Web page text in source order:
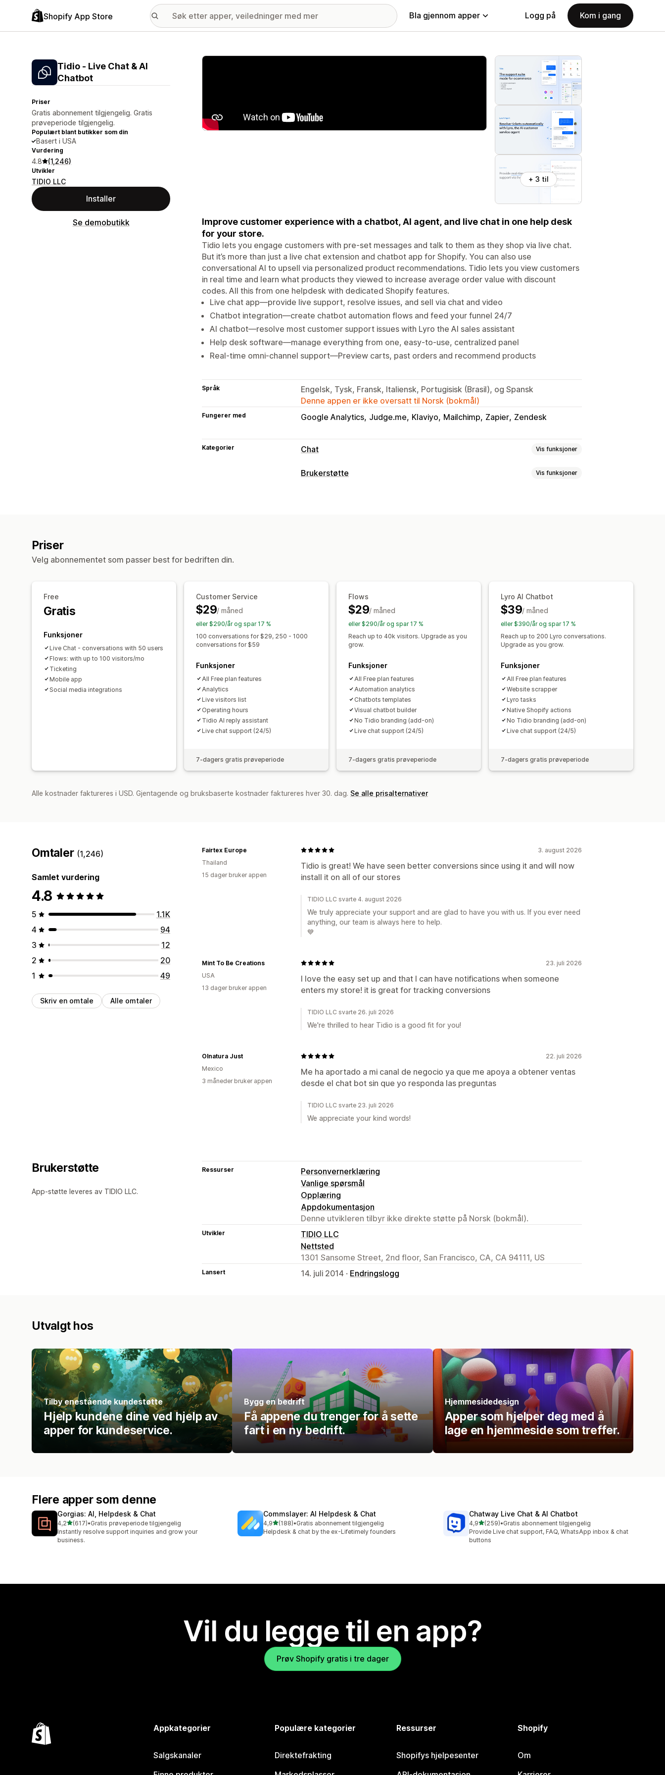
Shopify App Store Bla gjennom apper Logg på Kom i gang
Tidio ‑ Live Chat & AI
Chatbot
Priser
Gratis abonnement tilgjengelig. Gratis
prøveperiode tilgjengelig.
Populært blant butikker som din
Basert i USA
Vurdering
4.8 (1,246)
Utvikler
TIDIO LLC
Installer
Se demobutikk
Galleri med fremhevede bilder
+ 3 til
Improve customer experience with a chatbot, AI agent, and live chat in one help desk
for your store.
Tidio lets you engage customers with pre-set messages and talk to them as they shop via live chat.
But it’s more than just a live chat extension and chatbot app for Shopify. You can also use
conversational AI to upsell via personalized product recommendations. Tidio lets you view customers
in real time and learn what products they viewed to increase average order value with discount
codes. All this from one helpdesk with dedicated Shopify features.
Live chat app—provide live support, resolve issues, and sell via chat and video
Chatbot integration—create chatbot automation flows and feed your funnel 24/7
AI chatbot—resolve most customer support issues with Lyro the AI sales assistant
Help desk software—manage everything from one, easy-to-use, centralized panel
Real-time omni-channel support—Preview carts, past orders and recommend products
Språk
Engelsk, Tysk, Fransk, Italiensk, Portugisisk (Brasil), og Spansk
Denne appen er ikke oversatt til Norsk (bokmål)
Fungerer med Google Analytics Judge.me Klaviyo Mailchimp Zapier Zendesk
Kategorier Chat Vis funksjoner
Sanntidsmeldinger
Send transkripsjon
Farge og skrifttype Emojier og klistremerker Chatvindu
Åpningstider
Velkomstmeldinger
Chatknapper Tagging Chattilordning
Chatflyter
Brukerstøtte Vis funksjoner
Tilordne automatisk
Eskalering
Oppdagelse av søppelpost
Kundevarsler
Spørreundersøkelser for tilbakemeldinger
Flere språk Multibutikk
Rapporter
Priser
Velg abonnementet som passer best for bedriften din.
Free
Gratis
Funksjoner
Live Chat - conversations with 50 users
Flows: with up to 100 visitors/mo
Ticketing
Mobile app
Social media integrations
Customer Service
$29/ måned
eller $290/år og spar 17 %
100 conversations for $29, 250 - 1000
conversations for $59
Funksjoner
All Free plan features
Analytics
Live visitors list
Operating hours
Tidio AI reply assistant
Live chat support (24/5)
7-dagers gratis prøveperiode
Flows
$29/ måned
eller $290/år og spar 17 %
Reach up to 40k visitors. Upgrade as you
grow.
Funksjoner
All Free plan features
Automation analytics
Chatbots templates
Visual chatbot builder
No Tidio branding (add-on)
Live chat support (24/5)
7-dagers gratis prøveperiode
Lyro AI Chatbot
$39/ måned
eller $390/år og spar 17 %
Reach up to 200 Lyro conversations.
Upgrade as you grow.
Funksjoner
All Free plan features
Website scrapper
Lyro tasks
Native Shopify actions
No Tidio branding (add-on)
Live chat support (24/5)
7-dagers gratis prøveperiode
Alle kostnader faktureres i USD. Gjentagende og bruksbaserte kostnader faktureres hver 30. dag. Se alle prisalternativer
Omtaler (1,246)
Samlet vurdering
4.8
5
1.1K
4
94
3
12
2
20
1
49
Skriv en omtale Alle omtaler
3. august 2026
Tidio is great! We have seen better conversions since using it and will now
install it on all of our stores
Fairtex Europe
Thailand
15 dager bruker appen
TIDIO LLC svarte 4. august 2026
We truly appreciate your support and are glad to have you with us. If you ever need
anything, our team is always here to help.
💙
23. juli 2026
I love the easy set up and that I can have notifications when someone
enters my store! it is great for tracking conversions
Mint To Be Creations
USA
13 dager bruker appen
TIDIO LLC svarte 26. juli 2026
We're thrilled to hear Tidio is a good fit for you!
22. juli 2026
Me ha aportado a mi canal de negocio ya que me apoya a obtener ventas
desde el chat bot sin que yo responda las preguntas
Olnatura Just
Mexico
3 måneder bruker appen
TIDIO LLC svarte 23. juli 2026
We appreciate your kind words!
Brukerstøtte
App-støtte leveres av TIDIO LLC.
Ressurser
Personvernerklæring
Vanlige spørsmål
Opplæring
Appdokumentasjon
Denne utvikleren tilbyr ikke direkte støtte på Norsk (bokmål).
Utvikler
TIDIO LLC
Nettsted
1301 Sansome Street, 2nd floor, San Francisco, CA, CA 94111, US
Lansert 14. juli 2014 · Endringslogg
Utvalgt hos
Tilby enestående kundestøtte
Hjelp kundene dine ved hjelp av
apper for kundeservice.
Bygg en bedrift
Få appene du trenger for å sette
fart i en ny bedrift.
Hjemmesidedesign
Apper som hjelper deg med å
lage en hjemmeside som treffer.
Flere apper som denne
Gorgias: AI, Helpdesk & Chat
4,2av 5 stjerner
(617)
Totalt 617 omtaler
•Gratis prøveperiode tilgjengelig
Instantly resolve support inquiries and grow your
business.
Commslayer: AI Helpdesk & Chat
4,9av 5 stjerner
(188)
Totalt 188 omtaler
•Gratis abonnement tilgjengelig
Helpdesk & chat by the ex-Lifetimely founders
Chatway Live Chat & AI Chatbot
4,9av 5 stjerner
(259)
Totalt 259 omtaler
•Gratis abonnement tilgjengelig
Provide Live chat support, FAQ, WhatsApp inbox & chat
buttons
Vil du legge til en app?
Prøv Shopify gratis i tre dager
Appkategorier
Salgskanaler
Populære kategorier
Direktefrakting
Ressurser
Shopifys hjelpesenter
Shopify
Om